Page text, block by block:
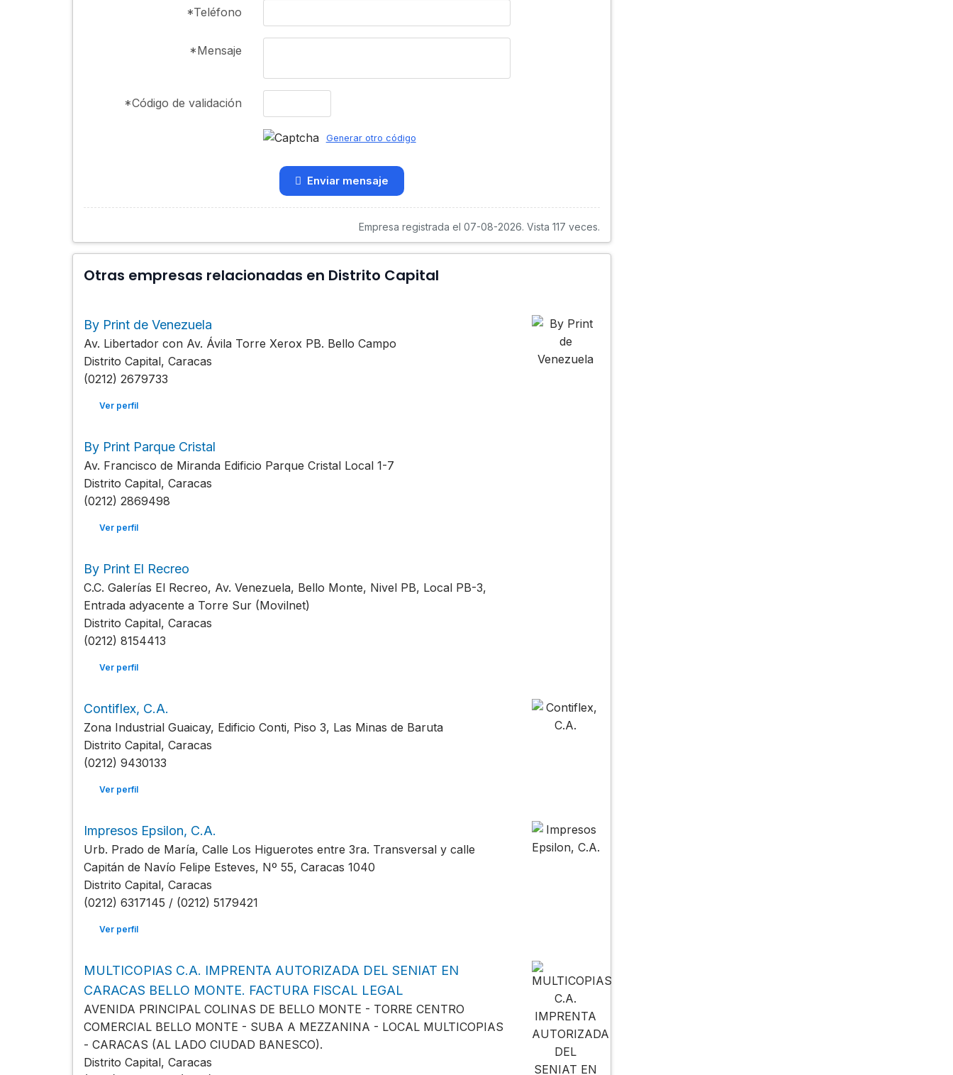
*Teléfono
*Mensaje
*Código de validación
Generar otro código
Enviar mensaje
Empresa registrada el 07-08-2026. Vista 117 veces.
Otras empresas relacionadas en Distrito Capital
By Print de Venezuela
Av. Libertador con Av. Ávila Torre Xerox PB. Bello Campo
Distrito Capital, Caracas
(0212) 2679733
Ver perfil
By Print Parque Cristal
Av. Francisco de Miranda Edificio Parque Cristal Local 1-7
Distrito Capital, Caracas
(0212) 2869498
Ver perfil
By Print El Recreo
C.C. Galerías El Recreo, Av. Venezuela, Bello Monte, Nivel PB, Local PB-3,
Entrada adyacente a Torre Sur (Movilnet)
Distrito Capital, Caracas
(0212) 8154413
Ver perfil
Contiflex, C.A.
Zona Industrial Guaicay, Edificio Conti, Piso 3, Las Minas de Baruta
Distrito Capital, Caracas
(0212) 9430133
Ver perfil
Impresos Epsilon, C.A.
Urb. Prado de María, Calle Los Higuerotes entre 3ra. Transversal y calle
Capitán de Navío Felipe Esteves, Nº 55, Caracas 1040
Distrito Capital, Caracas
(0212) 6317145 / (0212) 5179421
Ver perfil
MULTICOPIAS C.A. IMPRENTA AUTORIZADA DEL SENIAT EN
CARACAS BELLO MONTE. FACTURA FISCAL LEGAL
AVENIDA PRINCIPAL COLINAS DE BELLO MONTE - TORRE CENTRO
COMERCIAL BELLO MONTE - SUBA A MEZZANINA - LOCAL MULTICOPIAS
- CARACAS (AL LADO CIUDAD BANESCO).
Distrito Capital, Caracas